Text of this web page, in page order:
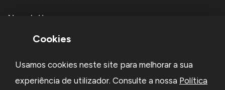
Newsletter
Cookies
Usamos cookies neste site para melhorar a sua
experiência de utilizador. Consulte a nossa Política